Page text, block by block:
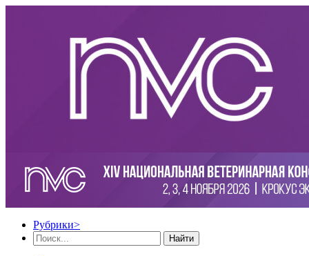
Рубрики>
Найти